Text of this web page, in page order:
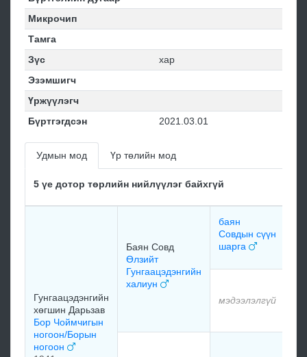
Микрочип
Тамга
Зүс
хар
Эзэмшигч
Үржүүлэгч
Бүртгэгдсэн
2021.03.01
Удмын мод Үр төлийн мод
5 үе дотор төрлийн нийлүүлэг байхгүй
Гунгаацэдэнгийн
хөгшин Дарьзав
Бор Чоймчигын
ногоон/Борын
ногоон
Баян Совд
Өлзийт
Гунгаацэдэнгийн
халиун
баян
Совдын сүүн
шарга
мэдээлэлгүй